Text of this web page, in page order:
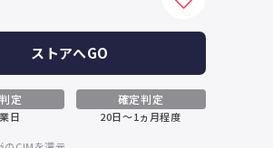
ストアへGO
定
日
確定判定
20日～1ヵ月程度